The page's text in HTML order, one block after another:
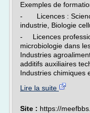
Exemples de
- Licences :
industrie, Biologie
- Licences
microbiologie dans
Industries
additifs auxiliaires
Industries chimiques
Lire la suite
Site : https://